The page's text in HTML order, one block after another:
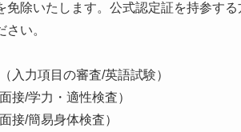
免除いたします。公式認定証を持参す
い。
入力項目の審査/英語試験）
接/学力・適性検査）
接/簡易身体検査）